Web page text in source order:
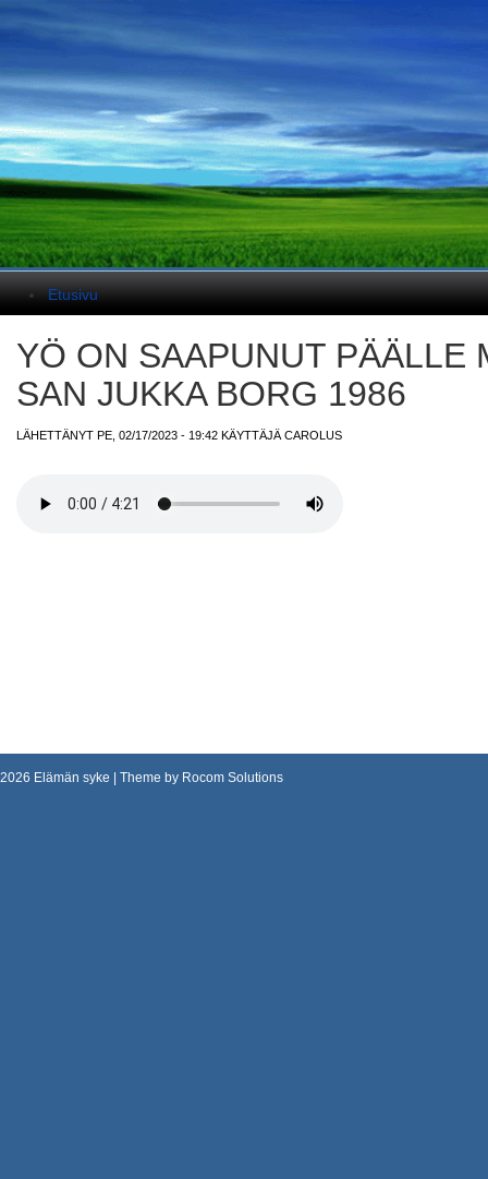
Päävalikko
Etusivu
YÖ ON SAAPUNUT PÄÄLLE
SAN JUKKA BORG 1986
LÄHETTÄNYT PE, 02/17/2023 - 19:42 KÄYTTÄJÄ CAROLUS
2026 Elämän syke | Theme by Rocom Solutions